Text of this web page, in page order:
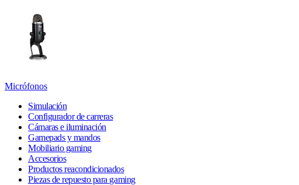
Micrófonos
Simulación
Configurador de carreras
Cámaras e iluminación
Gamepads y mandos
Mobiliario gaming
Accesorios
Productos reacondicionados
Piezas de repuesto para gaming